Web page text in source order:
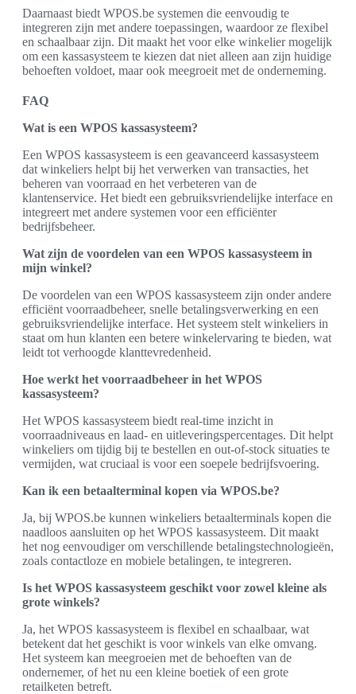
Daarnaast biedt WPOS.be systemen die eenvoudig te
integreren zijn met andere toepassingen, waardoor ze flexibel
en schaalbaar zijn. Dit maakt het voor elke winkelier mogelijk
om een kassasysteem te kiezen dat niet alleen aan zijn huidige
behoeften voldoet, maar ook meegroeit met de onderneming.
FAQ
Wat is een WPOS kassasysteem?
Een WPOS kassasysteem is een geavanceerd kassasysteem
dat winkeliers helpt bij het verwerken van transacties, het
beheren van voorraad en het verbeteren van de
klantenservice. Het biedt een gebruiksvriendelijke interface en
integreert met andere systemen voor een efficiënter
bedrijfsbeheer.
Wat zijn de voordelen van een WPOS kassasysteem in
mijn winkel?
De voordelen van een WPOS kassasysteem zijn onder andere
efficiënt voorraadbeheer, snelle betalingsverwerking en een
gebruiksvriendelijke interface. Het systeem stelt winkeliers in
staat om hun klanten een betere winkelervaring te bieden, wat
leidt tot verhoogde klanttevredenheid.
Hoe werkt het voorraadbeheer in het WPOS
kassasysteem?
Het WPOS kassasysteem biedt real-time inzicht in
voorraadniveaus en laad- en uitleveringspercentages. Dit helpt
winkeliers om tijdig bij te bestellen en out-of-stock situaties te
vermijden, wat cruciaal is voor een soepele bedrijfsvoering.
Kan ik een betaalterminal kopen via WPOS.be?
Ja, bij WPOS.be kunnen winkeliers betaalterminals kopen die
naadloos aansluiten op het WPOS kassasysteem. Dit maakt
het nog eenvoudiger om verschillende betalingstechnologieën,
zoals contactloze en mobiele betalingen, te integreren.
Is het WPOS kassasysteem geschikt voor zowel kleine als
grote winkels?
Ja, het WPOS kassasysteem is flexibel en schaalbaar, wat
betekent dat het geschikt is voor winkels van elke omvang.
Het systeem kan meegroeien met de behoeften van de
ondernemer, of het nu een kleine boetiek of een grote
retailketen betreft.